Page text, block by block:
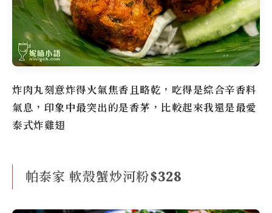
炸肉丸刻意炸得火氣焦香且略乾，吃得是綜合辛香料
氣息，印象中最突出的是香茅，比較起來我還是最愛
泰式炸雞翅
帕泰家 軟殼蟹炒河粉$328